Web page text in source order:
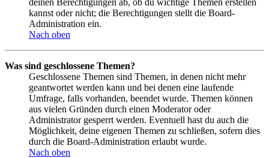
kannst oder nicht; die Berechtigungen stellt die Board-
Administration ein.
Nach oben
Was sind geschlossene Themen?
Geschlossene Themen sind Themen, in denen nicht mehr
geantwortet werden kann und bei denen eine laufende
Umfrage, falls vorhanden, beendet wurde. Themen können
aus vielen Gründen durch einen Moderator oder
Administrator gesperrt werden. Eventuell hast du auch die
Möglichkeit, deine eigenen Themen zu schließen, sofern dies
durch die Board-Administration erlaubt wurde.
Nach oben